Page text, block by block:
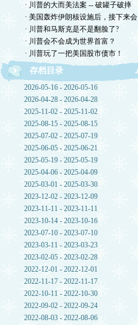
· 川普的大而美法案 -- 破罐子破摔
· 美国轰炸伊朗核设施后，接下来会
· 川普和马斯克是不是翻脸了?
· 川普会不会成为世界首富？
· 川普玩了一把美国股市债市！
存档目录
2026-05-16 - 2026-05-16
2026-04-28 - 2026-04-28
2025-11-02 - 2025-11-02
2025-08-15 - 2025-08-15
2025-07-02 - 2025-07-19
2025-06-05 - 2025-06-21
2025-05-19 - 2025-05-19
2025-04-06 - 2025-04-09
2025-03-01 - 2025-03-30
2023-12-02 - 2023-12-09
2023-11-11 - 2023-11-11
2023-10-14 - 2023-10-16
2023-07-10 - 2023-07-10
2023-03-11 - 2023-03-23
2023-02-05 - 2023-02-28
2022-12-01 - 2022-12-01
2022-11-17 - 2022-11-17
2022-10-11 - 2022-10-30
2022-09-02 - 2022-09-24
2022-08-03 - 2022-08-06